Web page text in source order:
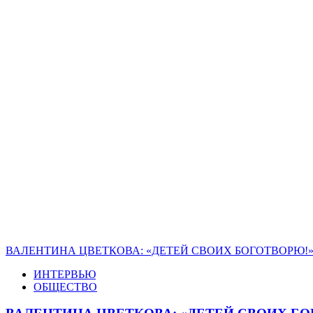
ВАЛЕНТИНА ЦВЕТКОВА: «ДЕТЕЙ СВОИХ БОГОТВОРЮ!»
ИНТЕРВЬЮ
ОБЩЕСТВО